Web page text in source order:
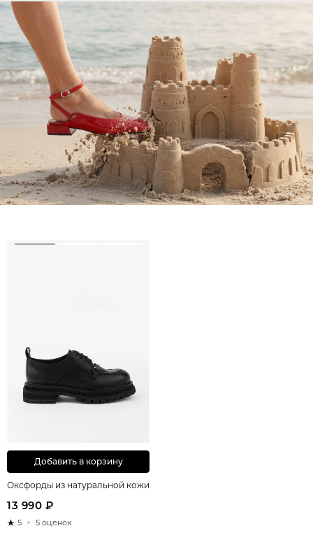
Добавить в корзину
Оксфорды из натуральной кожи
13 990 ₽
5 5 оценок